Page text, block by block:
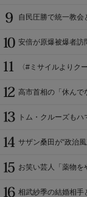
自民圧勝で統一教会
安倍が原爆被爆者訪
〈#ミサイルより
高市首相の「休ん
トム・クルーズもハ
サザン桑田が“政治
お笑い芸人「薬物を
相武紗季の結婚相手